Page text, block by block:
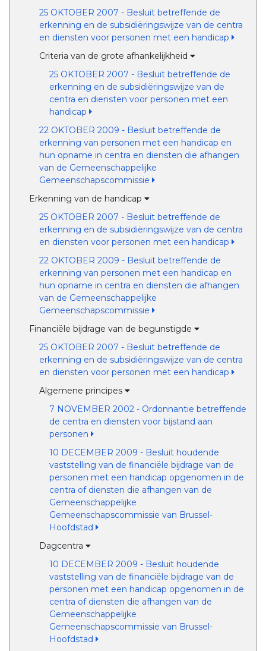
25 OKTOBER 2007 - Besluit betreffende de
erkenning en de subsidiëringswijze van de centra
en diensten voor personen met een handicap
Criteria van de grote afhankelijkheid
25 OKTOBER 2007 - Besluit betreffende de
erkenning en de subsidiëringswijze van de
centra en diensten voor personen met een
handicap
22 OKTOBER 2009 - Besluit betreffende de
erkenning van personen met een handicap en
hun opname in centra en diensten die afhangen
van de Gemeenschappelijke
Gemeenschapscommissie
Erkenning van de handicap
25 OKTOBER 2007 - Besluit betreffende de
erkenning en de subsidiëringswijze van de centra
en diensten voor personen met een handicap
22 OKTOBER 2009 - Besluit betreffende de
erkenning van personen met een handicap en
hun opname in centra en diensten die afhangen
van de Gemeenschappelijke
Gemeenschapscommissie
Financiële bijdrage van de begunstigde
25 OKTOBER 2007 - Besluit betreffende de
erkenning en de subsidiëringswijze van de centra
en diensten voor personen met een handicap
Algemene principes
7 NOVEMBER 2002 - Ordonnantie betreffende
de centra en diensten voor bijstand aan
personen
10 DECEMBER 2009 - Besluit houdende
vaststelling van de financiële bijdrage van de
personen met een handicap opgenomen in de
centra of diensten die afhangen van de
Gemeenschappelijke
Gemeenschapscommissie van Brussel-
Hoofdstad
Dagcentra
10 DECEMBER 2009 - Besluit houdende
vaststelling van de financiële bijdrage van de
personen met een handicap opgenomen in de
centra of diensten die afhangen van de
Gemeenschappelijke
Gemeenschapscommissie van Brussel-
Hoofdstad